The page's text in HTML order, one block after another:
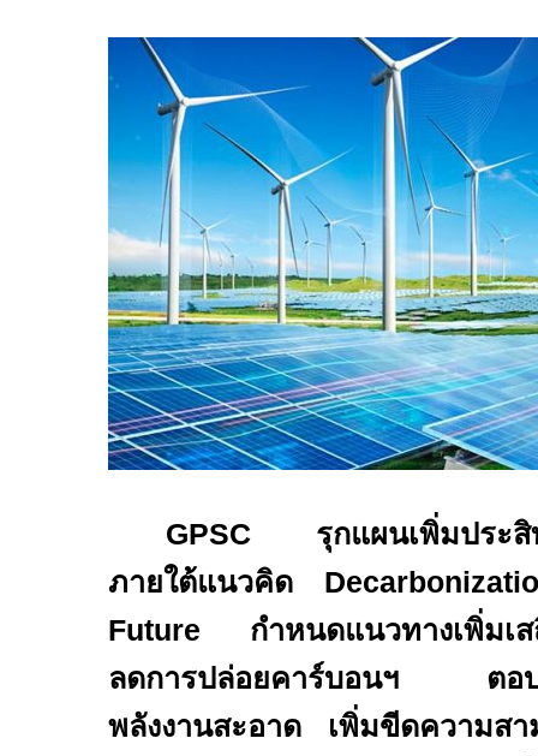
GPSC รุกแผนเพิ่มประสิ
ภายใต้แนวคิด
Future กำหนดแนวทางเพิ่มเ
ลดการปล่อยคาร์บอนฯ ตอบ
พลังงานสะอาด เพิ่มขีดความส